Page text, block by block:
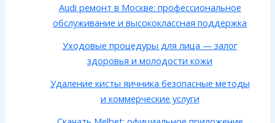
Audi ремонт в Москве: профессиональное
обслуживание и высококлассная поддержка
Уходовые процедуры для лица — залог
здоровья и молодости кожи
Удаление кисты яичника безопасные методы
и коммерческие услуги